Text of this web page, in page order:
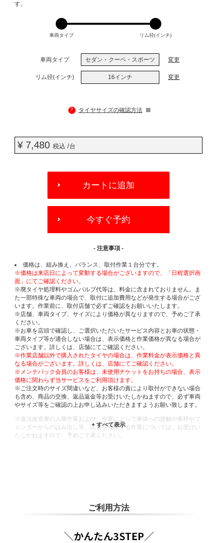
す。
車両タイプ リム径(インチ)
車両タイプ セダン・クーペ・スポーツ 変更
リム径(インチ) 16インチ 変更
? タイヤサイズの確認方法
¥ 7,480 税込 /台
OPTIONS
カートに追加
今すぐ予約
- 注意事項 -
価格は、組み換え、バランス、取付作業１台分です。
※価格は来店日によって変動する場合がございますので、「日程選択画
面」にてご確認ください。
※廃タイヤ処理料やゴムバルブ代等は、料金に含まれておりません。ま
た一部特殊な車両の場合で、取付に追加費用などが発生する場合がござ
います。作業前に、取付店舗で必ずご確認をお願いいたします。
※店舗、車両タイプ、サイズにより価格が異なりますので、予めご了承
ください。
※お車を店頭で確認し、ご選択いただいたサービス内容とお車の状態・
車両タイプ等が適合しない場合は、表示価格と作業価格が異なる場合が
ございます。詳しくは、店舗にてご確認ください。
※作業店舗以外で購入されたタイヤの場合は、作業料金が表示価格と異
なる場合がございます。詳しくは、店舗にてご確認ください。
※メンテパック会員のお客様は、未使用チケットをお持ちの場合、表示
価格に関わらず当サービスをご利用頂けます。
※ご注文時のサイズ間違いなど、お客様の責により取付ができない場合
も含め、商品の交換、返品返金等お受けいたしかねますので、必ず車両
やサイズ等をご確認の上お申し込みいただきますようお願い致します。
※違法改造車の入庫作業および、作業によって車体への接触や車枠やフ
ェンダーからのはみ出し等、法規を逸脱する作業については、お受けい
たしかねますので、予めご了承ください。
ご利用方法